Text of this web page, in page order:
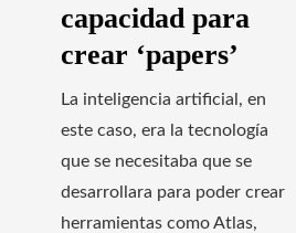
capacidad para
crear ‘papers’
La inteligencia artificial, en
este caso, era la tecnología
que se necesitaba que se
desarrollara para poder crear
herramientas como Atlas,